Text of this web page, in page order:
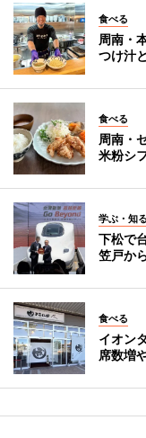
食べる
周南・
つけ汁
食べる
周南・
米粉シ
学ぶ・知る
下松で
笠戸か
食べる
イオン
席数増